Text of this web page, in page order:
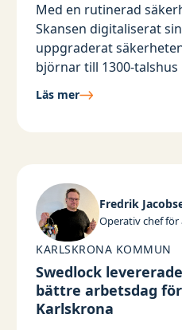
Med en rutinerad
Skansen digitaliserat
uppgraderat
björnar till 1300-talshus
digitala låssystem.
Läs mer
Fredrik
Operativ chef
KARLSKRONA KOMMUN
Swedlock
bättre arbetsdag
Karlskrona